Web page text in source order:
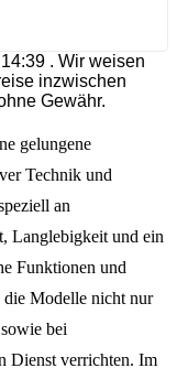
. Wir weisen
inzwischen
Gewähr.
gelungene
Technik und
an
Langlebigkeit und ein
Funktionen und
die Modelle nicht nur
bei
Dienst verrichten. Im